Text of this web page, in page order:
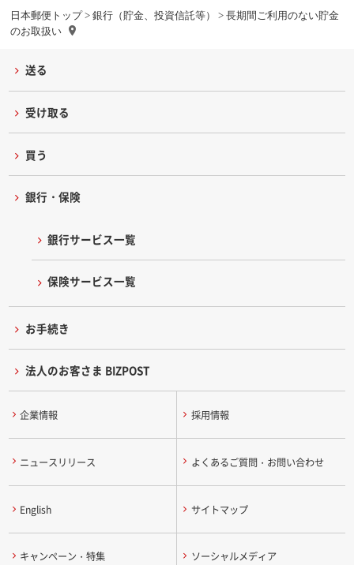
日本郵便トップ> 銀行（貯金、投資信託等）
> 長期間ご利用のない貯金
のお取扱い
送る
受け取る
買う
銀行・保険
銀行サービス一覧
保険サービス一覧
お手続き
法人のお客さま BIZPOST
企業情報 採用情報
ニュースリリース よくあるご質問・お問い合わせ
English サイトマップ
キャンペーン・特集 ソーシャルメディア